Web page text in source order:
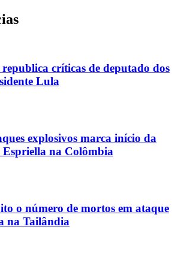
críticas de deputado dos
Lula
explosivos marca início da
Espriella na Colômbia
o número de mortos em ataque
na Tailândia